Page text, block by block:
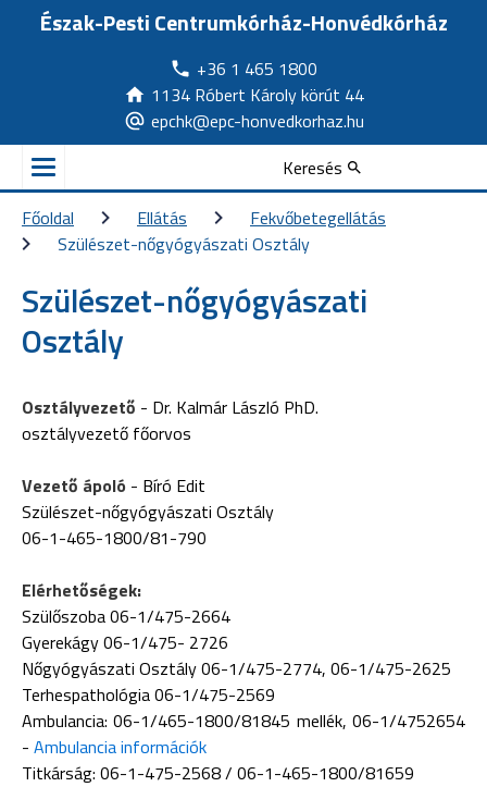
Észak-Pesti Centrumkórház-Honvédkórház
+36 1 465 1800
1134 Róbert Károly körút 44
epchk@epc-honvedkorhaz.hu
Keresés
Főoldal
Ellátás
Fekvőbetegellátás
Szülészet-nőgyógyászati Osztály
Szülészet-nőgyógyászati
Osztály
Osztályvezető - Dr. Kalmár László PhD.
osztályvezető főorvos
Vezető ápoló - Bíró Edit
Szülészet-nőgyógyászati Osztály
06-1-465-1800/81-790
Elérhetőségek:
Szülőszoba 06-1/475-2664
Gyerekágy 06-1/475- 2726
Nőgyógyászati Osztály 06-1/475-2774, 06-1/475-2625
Terhespathológia 06-1/475-2569
Ambulancia: 06-1/465-1800/81845 mellék, 06-1/4752654
- Ambulancia információk
Titkárság: 06-1-475-2568 / 06-1-465-1800/81659